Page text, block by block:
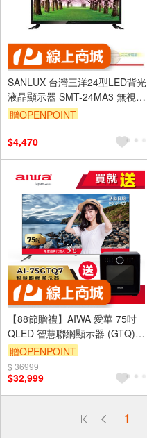
SANLUX 台灣三洋24型LED背光
液晶顯示器 SMT-24MA3 無視訊
盒
贈OPENPOINT
$4,470
【88節贈禮】AIWA 愛華 75吋
QLED 智慧聯網顯示器 (GTQ)
AI-75GTQ7
贈OPENPOINT
訂單滿 2000 元折抵 100元
（運費不算在 2000 元的範圍
內）
$ 36999
$32,999
1
偏遠地區配送